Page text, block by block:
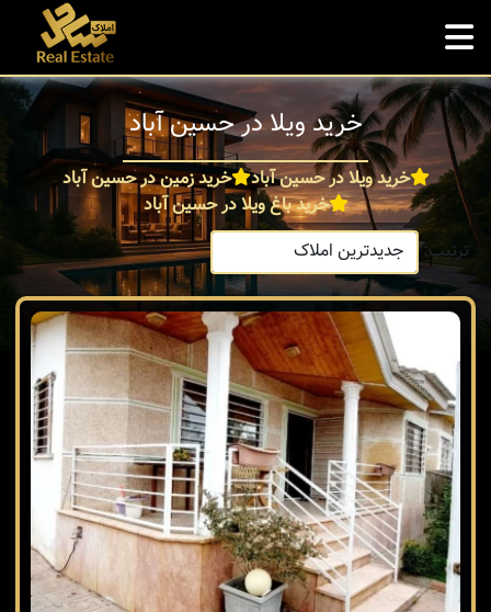
خرید ویلا در حسین آباد
خرید ویلا در حسین آباد
خرید زمین در حسین آباد
خرید باغ ویلا در حسین آباد
ترتیب: